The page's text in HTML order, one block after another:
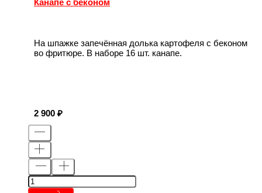
На шпажке запечённая долька картофеля с беконом
во фритюре. В наборе 16 шт. канапе.
2 900